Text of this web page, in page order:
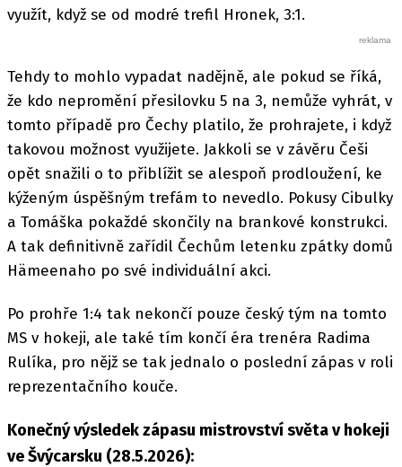
využít, když se od modré trefil Hronek, 3:1.
Tehdy to mohlo vypadat nadějně, ale pokud se říká,
že kdo nepromění přesilovku 5 na 3, nemůže vyhrát, v
tomto případě pro Čechy platilo, že prohrajete, i když
takovou možnost využijete. Jakkoli se v závěru Češi
opět snažili o to přiblížit se alespoň prodloužení, ke
kýženým úspěšným trefám to nevedlo. Pokusy Cibulky
a Tomáška pokaždé skončily na brankové konstrukci.
A tak definitivně zařídil Čechům letenku zpátky domů
Hämeenaho po své individuální akci.
Po prohře 1:4 tak nekončí pouze český tým na tomto
MS v hokeji, ale také tím končí éra trenéra Radima
Rulíka, pro nějž se tak jednalo o poslední zápas v roli
reprezentačního kouče.
Konečný výsledek zápasu mistrovství světa v hokeji
ve Švýcarsku (28.5.2026):